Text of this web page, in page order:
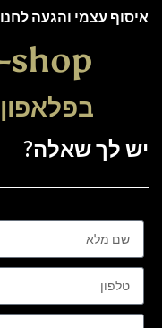
איסוף עצמי והגעה
shop
בפלאפון: 051-
יש לך שאלה?